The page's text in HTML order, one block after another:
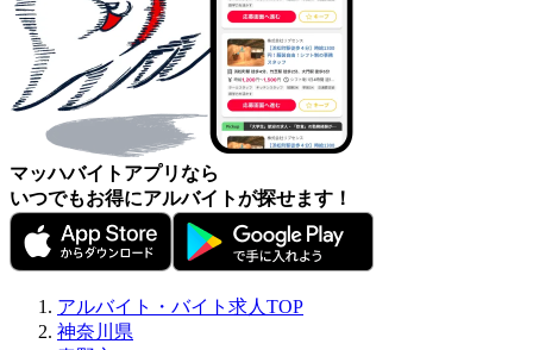
マッハバイトアプリなら
いつでもお得にアルバイトが探せます！
アルバイト・バイト求人TOP
神奈川県